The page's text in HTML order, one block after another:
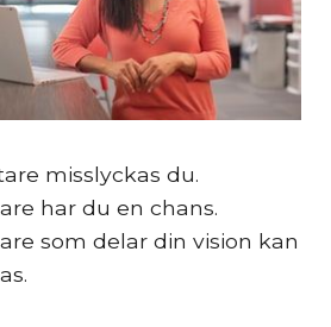
misslyckas du.
har du en chans.
som delar din vision kan